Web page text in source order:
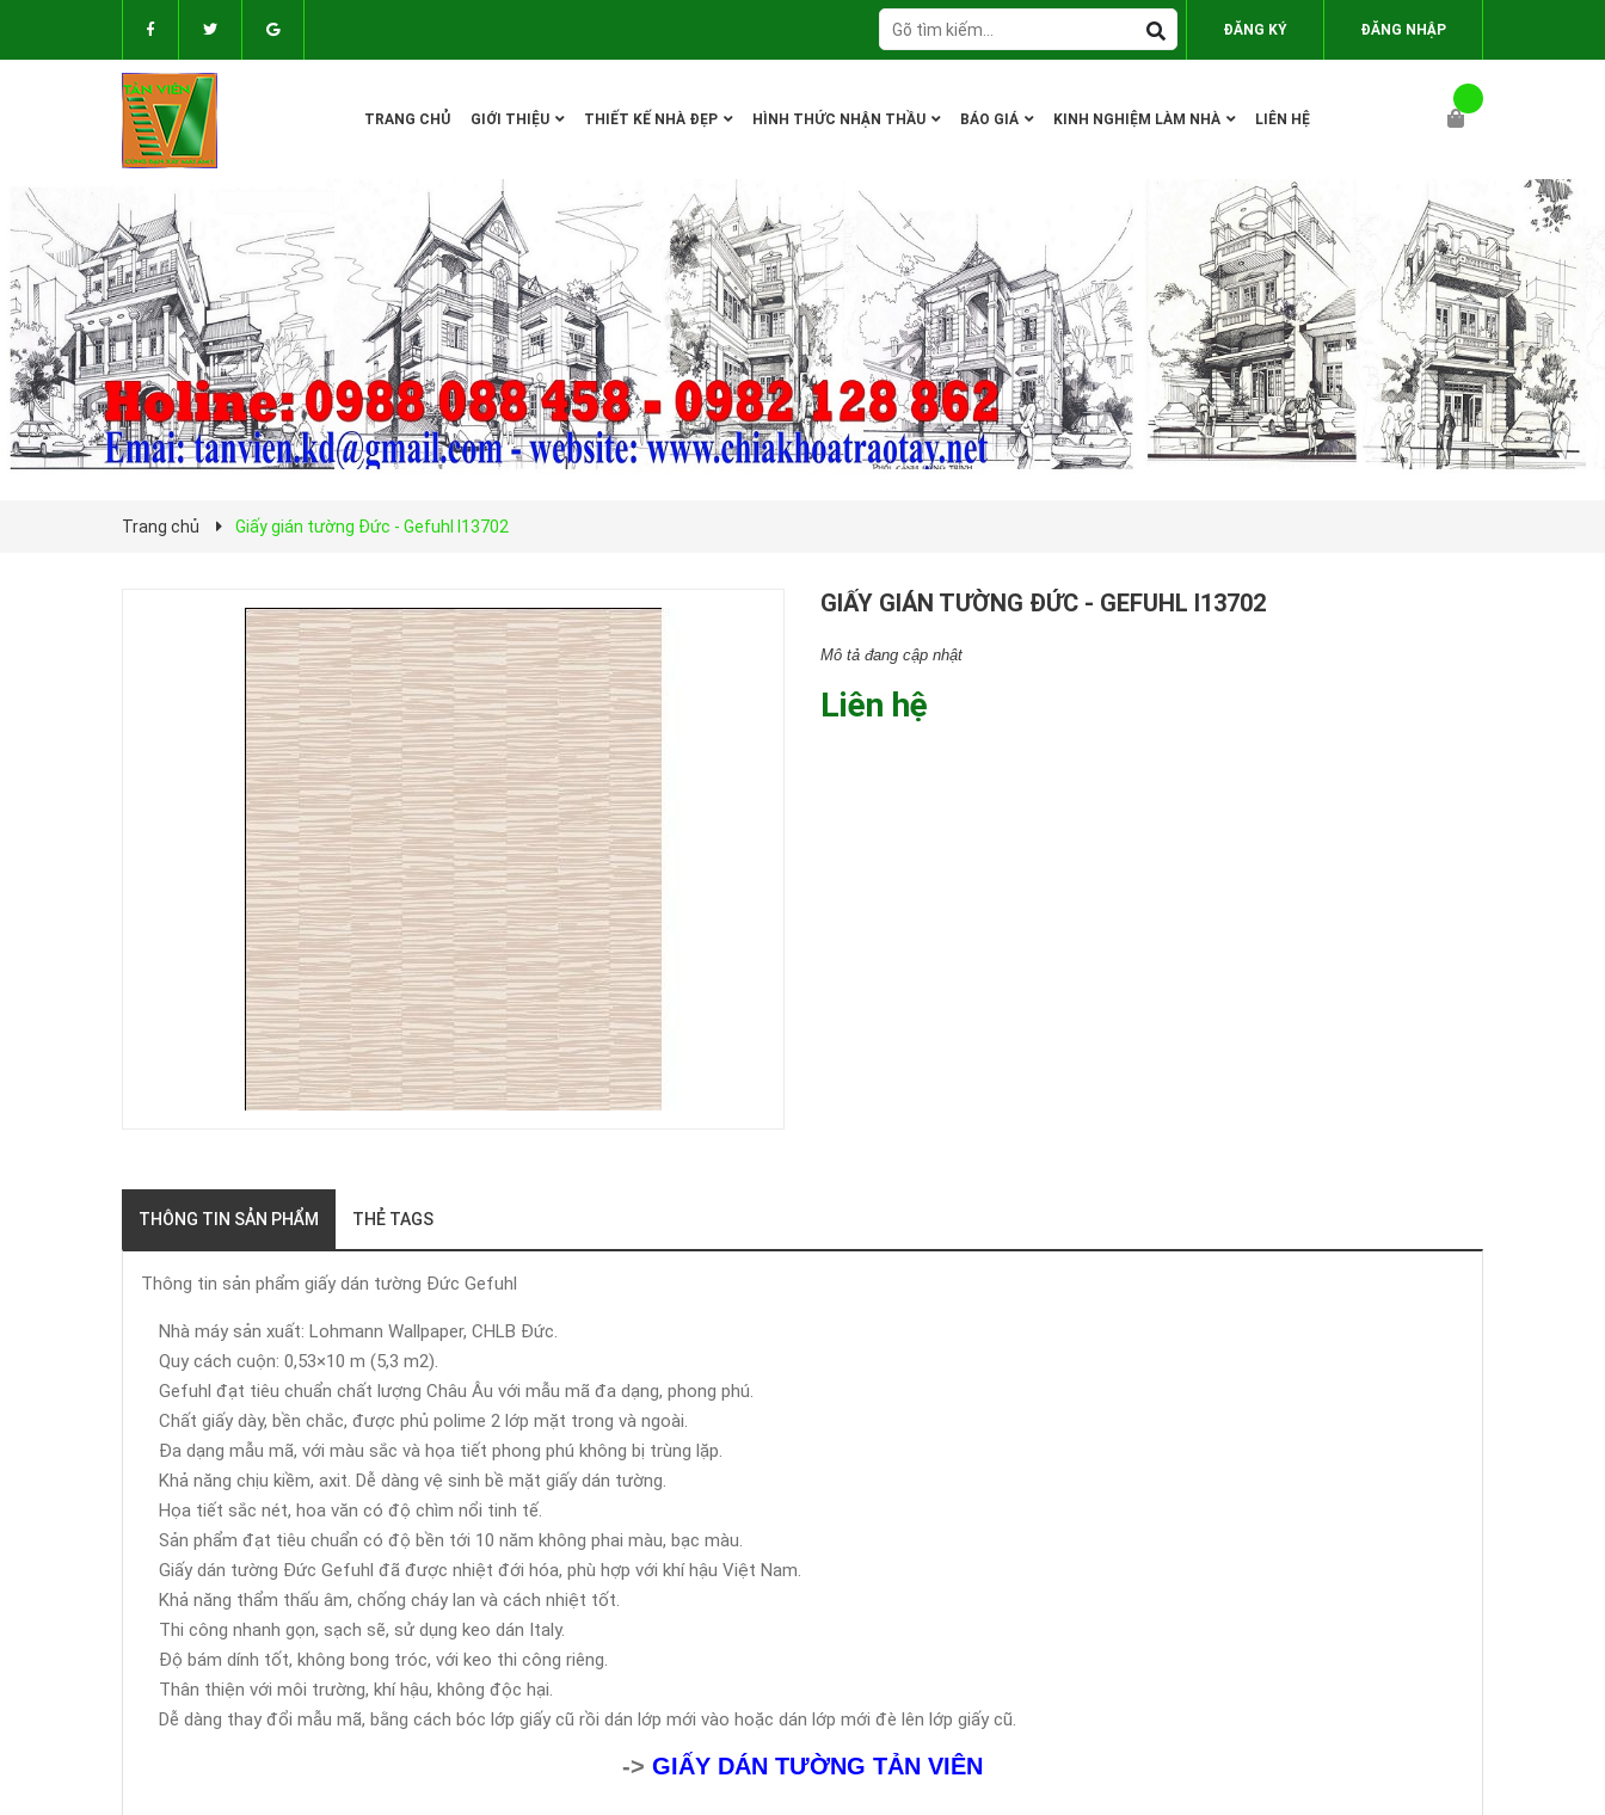
ĐĂNG KÝ ĐĂNG NHẬP
TRANG CHỦ GIỚI THIỆU THIẾT KẾ NHÀ ĐẸP HÌNH THỨC NHẬN THẦU BÁO GIÁ KINH NGHIỆM LÀM NHÀ LIÊN HỆ
Trang chủ Giấy gián tường Đức - Gefuhl I13702
GIẤY GIÁN TƯỜNG ĐỨC - GEFUHL I13702
Mô tả đang cập nhật
Liên hệ
THÔNG TIN SẢN PHẨM THẺ TAGS
Thông tin sản phẩm giấy dán tường Đức Gefuhl
Nhà máy sản xuất: Lohmann Wallpaper, CHLB Đức.
Quy cách cuộn: 0,53×10 m (5,3 m2).
Gefuhl đạt tiêu chuẩn chất lượng Châu Âu với mẫu mã đa dạng, phong phú.
Chất giấy dày, bền chắc, được phủ polime 2 lớp mặt trong và ngoài.
Đa dạng mẫu mã, với màu sắc và họa tiết phong phú không bị trùng lặp.
Khả năng chịu kiềm, axit. Dễ dàng vệ sinh bề mặt giấy dán tường.
Họa tiết sắc nét, hoa văn có độ chìm nổi tinh tế.
Sản phẩm đạt tiêu chuẩn có độ bền tới 10 năm không phai màu, bạc màu.
Giấy dán tường Đức Gefuhl đã được nhiệt đới hóa, phù hợp với khí hậu Việt Nam.
Khả năng thẩm thấu âm, chống cháy lan và cách nhiệt tốt.
Thi công nhanh gọn, sạch sẽ, sử dụng keo dán Italy.
Độ bám dính tốt, không bong tróc, với keo thi công riêng.
Thân thiện với môi trường, khí hậu, không độc hại.
Dễ dàng thay đổi mẫu mã, bằng cách bóc lớp giấy cũ rồi dán lớp mới vào hoặc dán lớp mới đè lên lớp giấy cũ.
-> GIẤY DÁN TƯỜNG TẢN VIÊN